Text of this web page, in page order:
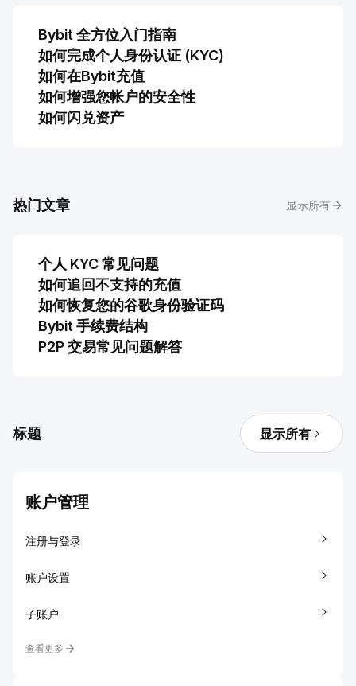
Bybit 全方位入门指南
如何完成个人身份认证 (KYC)
如何在Bybit充值
如何增强您帐户的安全性
如何闪兑资产
热门文章 显示所有
个人 KYC 常见问题
如何追回不支持的充值
​​​​​​​如何恢复您的谷歌身份验证码
Bybit 手续费结构
P2P 交易常见问题解答
标题 显示所有
账户管理
注册与登录
账户设置
子账户
查看更多